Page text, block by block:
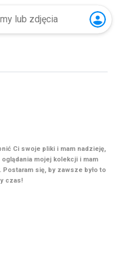
Ci swoje pliki i mam nadzieję,
mojej kolekcji i mam
się, by zawsze było to
czas!